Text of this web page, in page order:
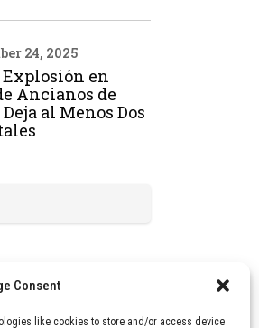
Consent
like cookies to store and/or access device
24, 2025
Explosión en
Ancianos de
al Menos Dos